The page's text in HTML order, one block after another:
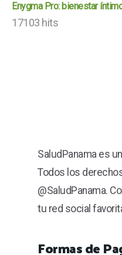
Enygma Pro: bienestar
17103 hits
SaludPanama es
Todos los
@SaludPanama.
tu red social
Formas de